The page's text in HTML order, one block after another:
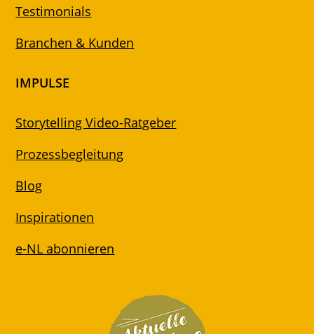
Testimonials
Branchen & Kunden
IMPULSE
Storytelling Video-Ratgeber
Prozessbegleitung
Blog
Inspirationen
e-NL abonnieren